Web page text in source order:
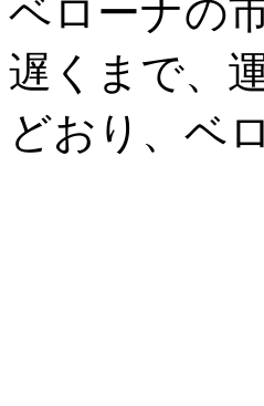
ベローナの
遅くまで、
どおり、ベ